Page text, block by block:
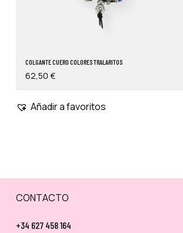
COLGANTE CUERO COLORES TRALARITOS
62,50 €
Añadir a favoritos
CONTACTO
+34 627 458 164